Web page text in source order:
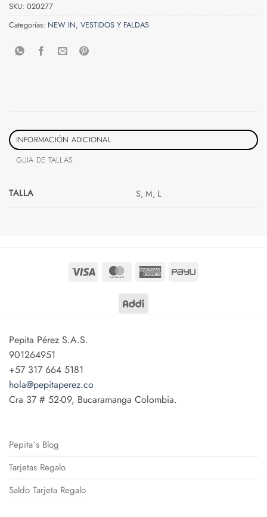
SKU: 020277
Categorías: NEW IN, VESTIDOS Y FALDAS
INFORMACIÓN ADICIONAL
GUIA DE TALLAS
TALLA S, M, L
Visa MasterCardAmericanPayU
Pepita Pérez S.A.S.
901264951
+57 317 664 5181
hola@pepitaperez.co
Cra 37 # 52-09, Bucaramanga Colombia.
Pepita´s Blog
Tarjetas Regalo
Saldo Tarjeta Regalo